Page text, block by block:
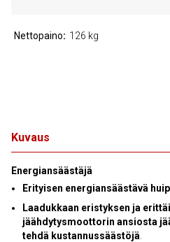
Kuvaus
Energiansäästäjä
Erityisen energiansäästävä
Laadukkaan eristyksen ja
jäähdytysmoottorin ansiosta
tehdä kustannussäästöjä
Nettopaino 126 kg